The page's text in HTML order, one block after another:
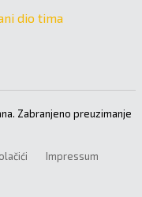
dio tima
Zabranjeno preuzimanje
Impressum